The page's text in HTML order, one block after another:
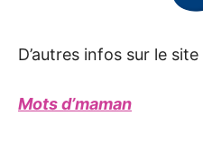
D’autres infos sur le site
Mots d’maman